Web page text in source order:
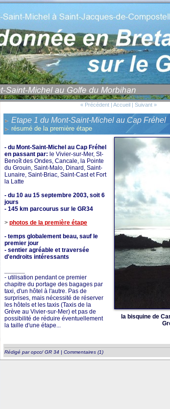
« Précédent | Accueil | Suivant »
Etape 1 du Mont-Saint-Michel au Cap Fréhel
résumé de la première étape
la bisquine de
- du Mont-Saint-Michel au Cap Fréhel
en passant par: le Vivier-sur-Mer, St-
Benoît des Ondes, Cancale, la Pointe
du Grouin, Saint-Malo, Dinard, Saint-
Lunaire, Saint-Briac, Saint-Cast et Fort
la Latte
- du 10 au 15 septembre 2003, soit 6
jours
- 145 km parcourus sur le GR34
> photos de la première étape
- temps globalement beau, sauf le
premier jour
- sentier agréable et traversée
d'endroits intéressants
- utilisation pendant ce premier
chapitre du portage des bagages par
taxi, d'un hôtel à l'autre. Pas de
surprises, mais nécessité de réserver
les hôtels et les taxis (Taxis de la
Grève au Vivier-sur-Mer) et pas de
possibilité de réduire éventuellement
la taille d'une étape...
Rédigé par opcc/ GR 34 | Commentaires (1)